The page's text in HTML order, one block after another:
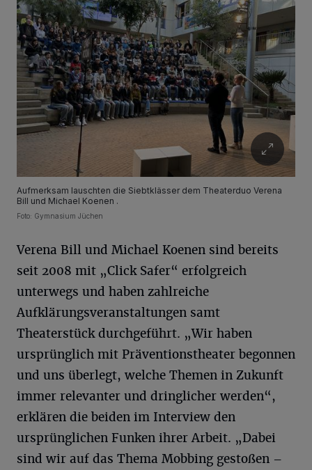
Aufmerksam lauschten die Siebtklässer dem Theaterduo Verena
Bill und Michael Koenen .
Foto: Gymnasium Jüchen
Verena Bill und Michael Koenen sind bereits
seit 2008 mit „Click Safer“ erfolgreich
unterwegs und haben zahlreiche
Aufklärungsveranstaltungen samt
Theaterstück durchgeführt. „Wir haben
ursprünglich mit Präventionstheater begonnen
und uns überlegt, welche Themen in Zukunft
immer relevanter und dringlicher werden“,
erklären die beiden im Interview den
ursprünglichen Funken ihrer Arbeit. „Dabei
sind wir auf das Thema Mobbing gestoßen –